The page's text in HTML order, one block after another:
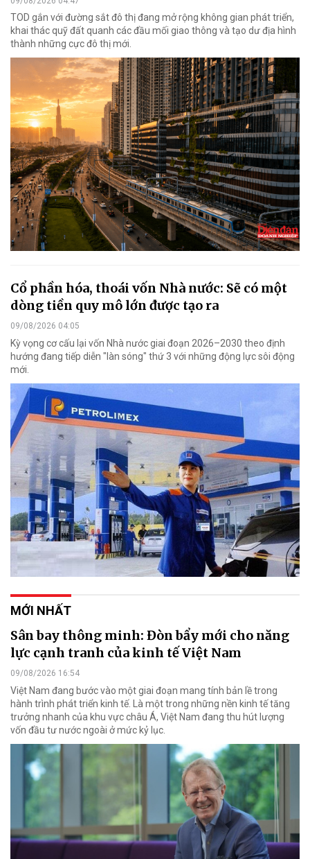
TOD gắn với đường sắt đô thị đang mở rộng không gian phát triển,
khai thác quỹ đất quanh các đầu mối giao thông và tạo dư địa hình
thành những cực đô thị mới.
Cổ phần hóa, thoái vốn Nhà nước: Sẽ có một
dòng tiền quy mô lớn được tạo ra
09/08/2026 04:05
Kỳ vọng cơ cấu lại vốn Nhà nước giai đoạn 2026–2030 theo định
hướng đang tiếp diễn "làn sóng" thứ 3 với những động lực sôi động
mới.
MỚI NHẤT
Sân bay thông minh: Đòn bẩy mới cho năng
lực cạnh tranh của kinh tế Việt Nam
09/08/2026 16:54
Việt Nam đang bước vào một giai đoạn mang tính bản lề trong
hành trình phát triển kinh tế. Là một trong những nền kinh tế tăng
trưởng nhanh của khu vực châu Á, Việt Nam đang thu hút lượng
vốn đầu tư nước ngoài ở mức kỷ lục.